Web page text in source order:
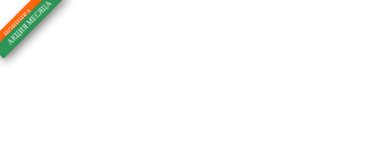
Перейти
к
содержимому